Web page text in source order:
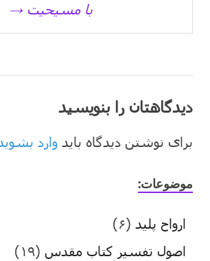
با مسیحیت →
دیدگاهتان را بنویسید
برای نوشتن دیدگاه باید وارد بشوید
موضوعات:
ارواح پلید (۶)
اصول تفسیر کتاب مقدس (۱۹)